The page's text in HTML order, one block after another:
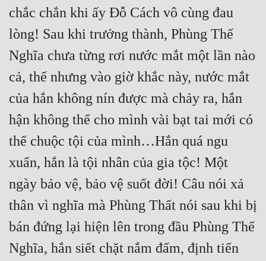
Phong Thủy - Tâm Linh
Phương Tây
Phản Phái
Quan Trường
Sủng
Thanh Xuân
Tiên Hiệp
Tiểu Thuyết
chắc chắn khi ấy Đỗ Cách vô cùng đau
lòng! Sau khi trưởng thành, Phùng Thế
Nghĩa chưa từng rơi nước mắt một lần nào
cả, thế nhưng vào giờ khắc này, nước mắt
của hắn không nín được mà chảy ra, hắn
hận không thể cho mình vài bạt tai mới có
thể chuộc tội của mình…Hắn quá ngu
xuẩn, hắn là tội nhân của gia tộc! Một
ngày bảo vệ, bảo vệ suốt đời! Câu nói xả
thân vì nghĩa mà Phùng Thất nói sau khi bị
bán đứng lại hiện lên trong đầu Phùng Thế
Nghĩa, hắn siết chặt nắm đấm, định tiến